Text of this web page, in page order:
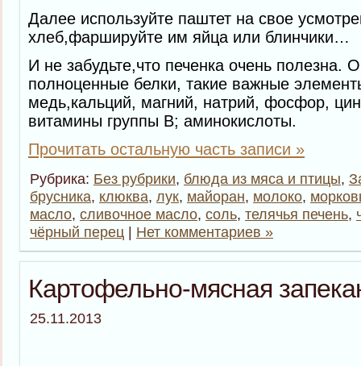
Далее используйте паштет на свое
хлеб,фаршируйте им яйца или блинчики…
И не забудьте,что печенка очень полезна.
полноценные белки, такие важные
медь,кальций, магний, натрий, фосфор,
витамины группы В; аминокислоты.
Прочитать остальную часть записи »
Рубрика: Без рубрики, блюда из мяса и птицы,
брусника, клюква, лук, майоран, молоко,
масло, сливочное масло, соль, телячья печень,
чёрный перец | Нет комментариев »
Картофельно-мясная
25.11.2013